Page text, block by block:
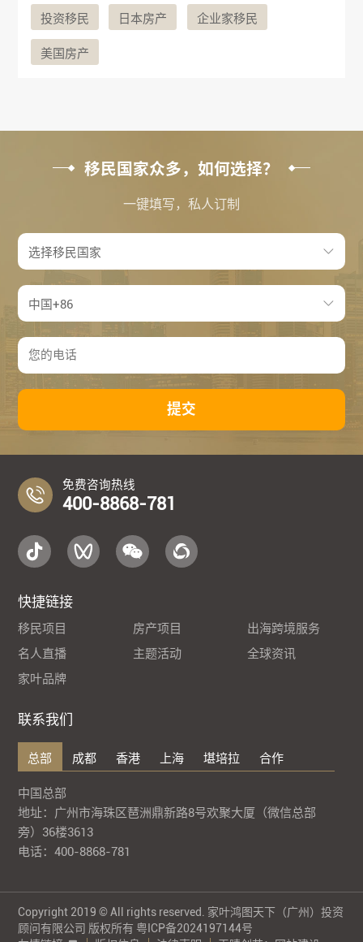
投资移民 日本房产 企业家移民
美国房产
移民国家众多，如何选择？
一键填写，私人订制
提交
免费咨询热线
400-8868-781
快捷链接
移民项目 房产项目
出海跨境服务
名人直播
主题活动
全球资讯
家叶品牌
联系我们
总部 成都 香港 上海 堪培拉 合作
中国总部
地址：广州市海珠区琶洲鼎新路8号欢聚大厦（微信总部
旁）36楼3613
电话：400-8868-781
Copyright 2019 © All rights reserved. 家叶鸿图天下（广州）投资
顾问有限公司 版权所有 粤ICP备2024197144号